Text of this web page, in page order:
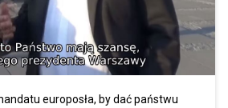
europosła, by dać państwu